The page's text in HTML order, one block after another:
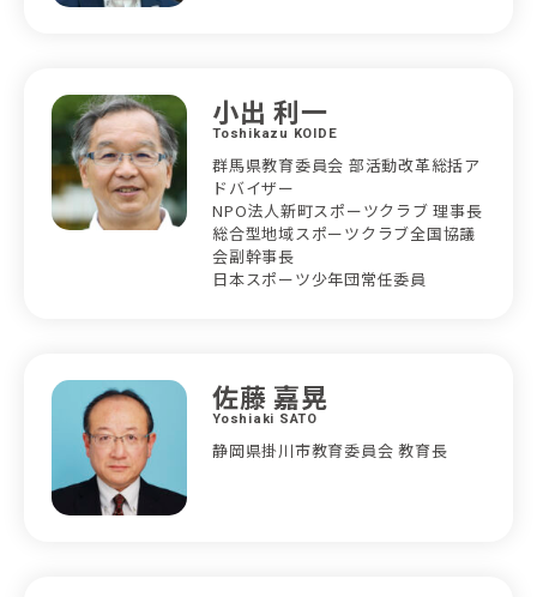
小出 利一
Toshikazu KOIDE
群馬県教育委員会 部活動改革総括ア
ドバイザー
NPO法人新町スポーツクラブ 理事長
総合型地域スポーツクラブ全国協議
会副幹事長
日本スポーツ少年団常任委員
佐藤 嘉晃
Yoshiaki SATO
静岡県掛川市教育委員会 教育長